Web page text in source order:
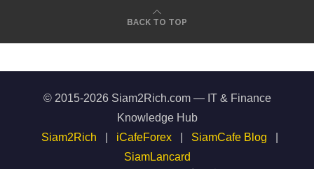
BACK TO TOP
© 2015-2026 Siam2Rich.com — IT & Finance
Knowledge Hub
Siam2Rich
iCafeForex SiamCafe Blog
SiamLancard